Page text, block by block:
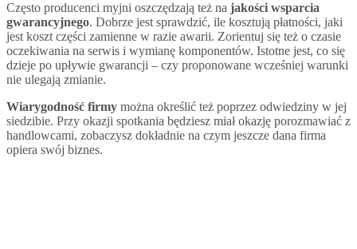
Często producenci myjni oszczędzają też na jakości wsparcia
gwarancyjnego. Dobrze jest sprawdzić, ile kosztują płatności, jaki
jest koszt części zamienne w razie awarii. Zorientuj się też o czasie
oczekiwania na serwis i wymianę komponentów. Istotne jest, co się
dzieje po upływie gwarancji – czy proponowane wcześniej warunki
nie ulegają zmianie.
Wiarygodność firmy można określić też poprzez odwiedziny w jej
siedzibie. Przy okazji spotkania będziesz miał okazję porozmawiać z
handlowcami, zobaczysz dokładnie na czym jeszcze dana firma
opiera swój biznes.